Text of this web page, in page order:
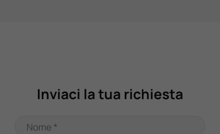
Inviaci la tua richiesta
Nome *